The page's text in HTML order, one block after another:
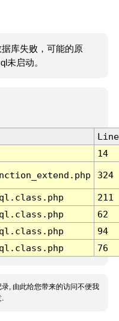
库失败，可能的原
未启动。
Line
14
324
211
62
94
76
, 由此给您带来的访问不便我
.